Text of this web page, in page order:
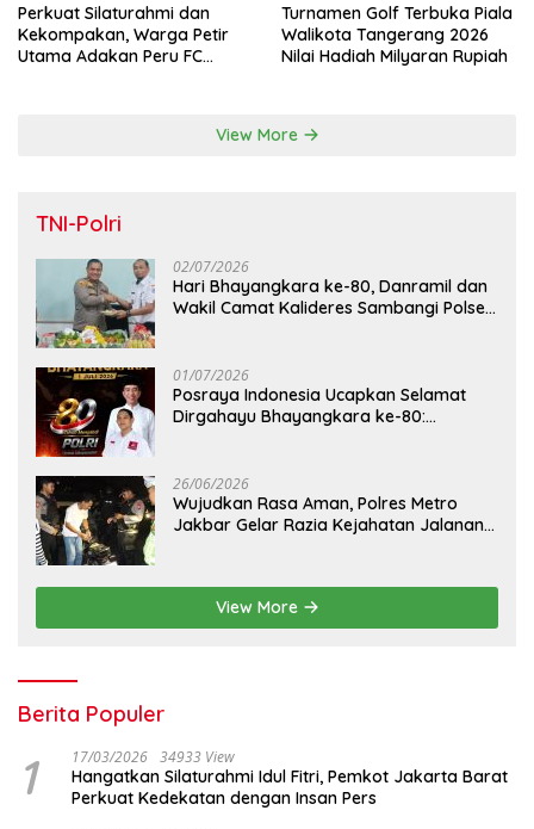
Perkuat Silaturahmi dan
Kekompakan, Warga Petir
Utama Adakan Peru FC
Turnamen Golf Terbuka Piala
Walikota Tangerang 2026
Nilai Hadiah Milyaran Rupiah
View More
TNI-Polri
02/07/2026
Hari Bhayangkara ke-80, Danramil dan
Wakil Camat Kalideres Sambangi Polsek
01/07/2026
Posraya Indonesia Ucapkan Selamat
Dirgahayu Bhayangkara ke-80:
26/06/2026
Wujudkan Rasa Aman, Polres Metro
Jakbar Gelar Razia Kejahatan Jalanan
View More
Berita Populer
1 17/03/2026 34933 View
Hangatkan Silaturahmi Idul Fitri, Pemkot Jakarta Barat
Perkuat Kedekatan dengan Insan Pers